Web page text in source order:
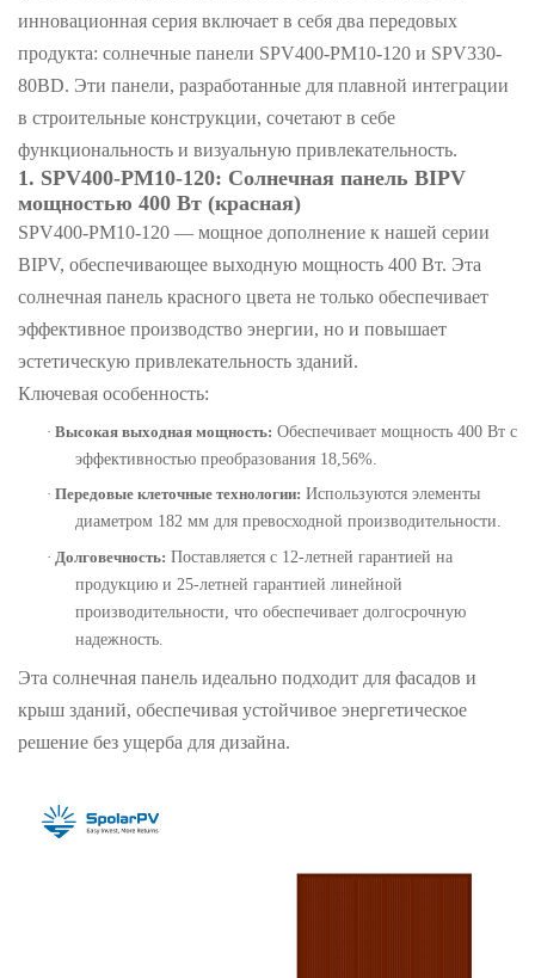
инновационная серия включает в себя два передовых
продукта: солнечные панели SPV400-PM10-120 и SPV330-
80BD. Эти панели, разработанные для плавной интеграции
в строительные конструкции, сочетают в себе
функциональность и визуальную привлекательность.
1. SPV400-PM10-120: Солнечная панель BIPV
мощностью 400 Вт (красная)
SPV400-PM10-120 — мощное дополнение к нашей серии
BIPV, обеспечивающее выходную мощность 400 Вт. Эта
солнечная панель красного цвета не только обеспечивает
эффективное производство энергии, но и повышает
эстетическую привлекательность зданий.
Ключевая особенность:
· Высокая выходная мощность: Обеспечивает мощность 400 Вт с
эффективностью преобразования 18,56%.
· Передовые клеточные технологии: Используются элементы
диаметром 182 мм для превосходной производительности.
· Долговечность: Поставляется с 12-летней гарантией на
продукцию и 25-летней гарантией линейной
производительности, что обеспечивает долгосрочную
надежность.
Эта солнечная панель идеально подходит для фасадов и
крыш зданий, обеспечивая устойчивое энергетическое
решение без ущерба для дизайна.